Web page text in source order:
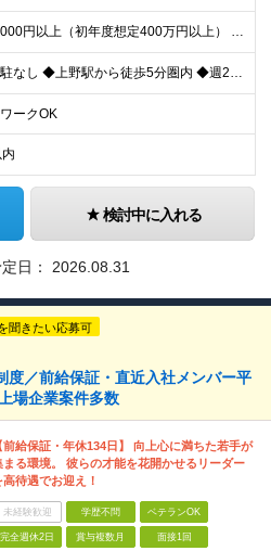
月給270,000円以上（初年度想定400万円以上） ※ご経験やスキル、前職給等を考慮して給与額を決定します。 ※試用期間は3ヶ月間となります。期間中の待遇に変更はありません。 ★社員の昇給率はほ
◆客先常駐なし ◆上野駅から徒歩5分圏内 ◆週2回のリモートワーク実施中 ◆転勤なし 上野の各オフィスでの勤務となります。 ￣￣￣￣￣￣￣￣￣￣￣￣￣￣￣￣￣ ＜本社＞ 東京都台東区上野7-2-8
ークOK
検討中に入れる
日： 2026.08.31
聞きたい応募可
度／前給保証・直近入社メンバー平
場企業案件多数
前給保証・年休134日】 向上心に満ちた若手が
まる環境。 彼らの才能を花開かせるリーダー
高待遇でお迎え！
未経験歓迎 学歴不問 ベテランOK
完全週休2日 賞与複数月 面接1回